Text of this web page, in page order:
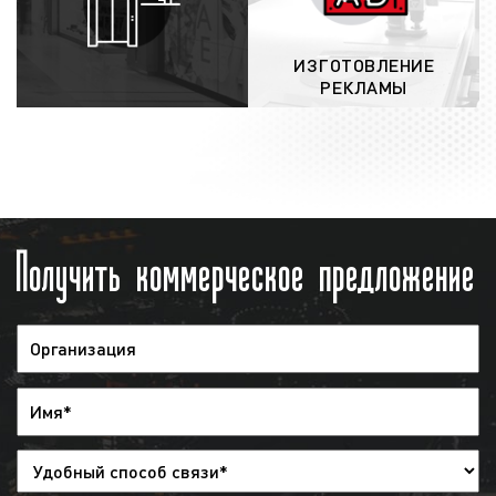
предоставляется отчет. Указанный отчет
предоставляется в виде
эфирной
. Также в качестве
дополнительной отчетности мы можем
может самостоятельно отслеживать
помощью имеющегося графика
(медиаплана).
Итак, как видим, процесс размещения
рекламы на радио является довольно
простым. В среднем для размещения рекламы
необходимо 5-7 рабочих дней при условии, что
если рекламодатель предоставляет готовый
ИЗГОТОВЛЕНИЕ
РЕКЛАМЫ
Получить коммерческое предложение